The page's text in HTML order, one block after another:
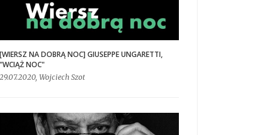
[WIERSZ NA DOBRĄ NOC] GIUSEPPE UNGARETTI,
"WCIĄŻ NOC"
29.07.2020, Wojciech Szot